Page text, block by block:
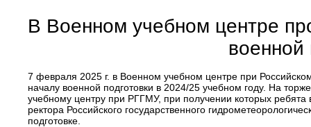
В Военном учебном центре
военной
7 февраля 2025 г. в Военном учебном центре при
началу военной подготовки в 2024/25 учебном году. На
учебному центру при РГГМУ, при получении которых
ректора Российского государственного
подготовке.